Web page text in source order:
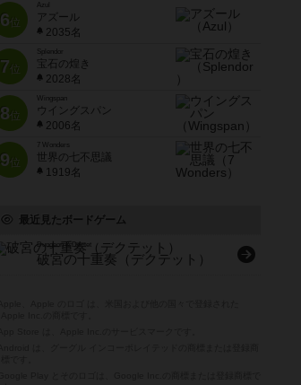
6位
Azul
アズール
2035名
7位
宝石の煌き
2028名
8位
Wingspan
ウイングスパン
2006名
9位
7 Wonders
世界の七不思議
1919名
最近見たボードゲーム
Dungeon & Dectet
破宮の十重奏（デクテット）